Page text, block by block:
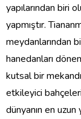
yapılarından biri
yapmıştır.
meydanlarından
hanedanları
kutsal bir
etkileyici
dünyanın en